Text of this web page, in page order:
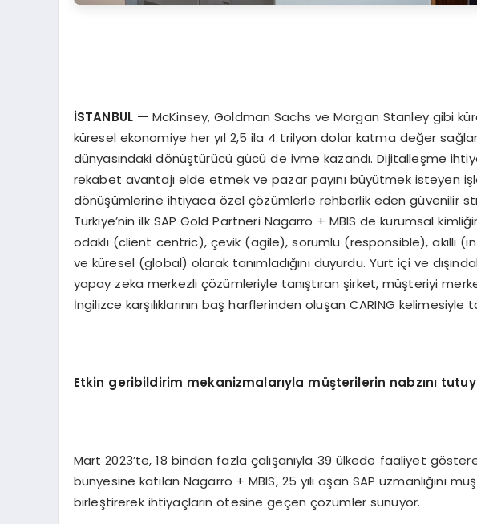
İSTANBUL — McKinsey, Goldman Sachs ve Morgan Stanley gibi
küresel ekonomiye her yıl 2,5 ila 4 trilyon dolar katma değer
dünyasındaki dönüştürücü gücü de ivme kazandı. Dijitalleşme
rekabet avantajı elde etmek ve pazar payını büyütmek isteyen
dönüşümlerine ihtiyaca özel çözümlerle rehberlik eden güvenilir
Türkiye’nin ilk SAP Gold Partneri Nagarro + MBIS de kurumsal
odaklı (client centric), çevik (agile), sorumlu (responsible), akıllı
ve küresel (global) olarak tanımladığını duyurdu. Yurt içi ve
yapay zeka merkezli çözümleriyle tanıştıran şirket, müşteriyi
İngilizce karşılıklarının baş harflerinden oluşan CARING kelimesiyle
Etkin geribildirim mekanizmalarıyla müşterilerin nabzını
Mart 2023’te, 18 binden fazla çalışanıyla 39 ülkede faaliyet
bünyesine katılan Nagarro + MBIS, 25 yılı aşan SAP uzmanlığını
birleştirerek ihtiyaçların ötesine geçen çözümler sunuyor.